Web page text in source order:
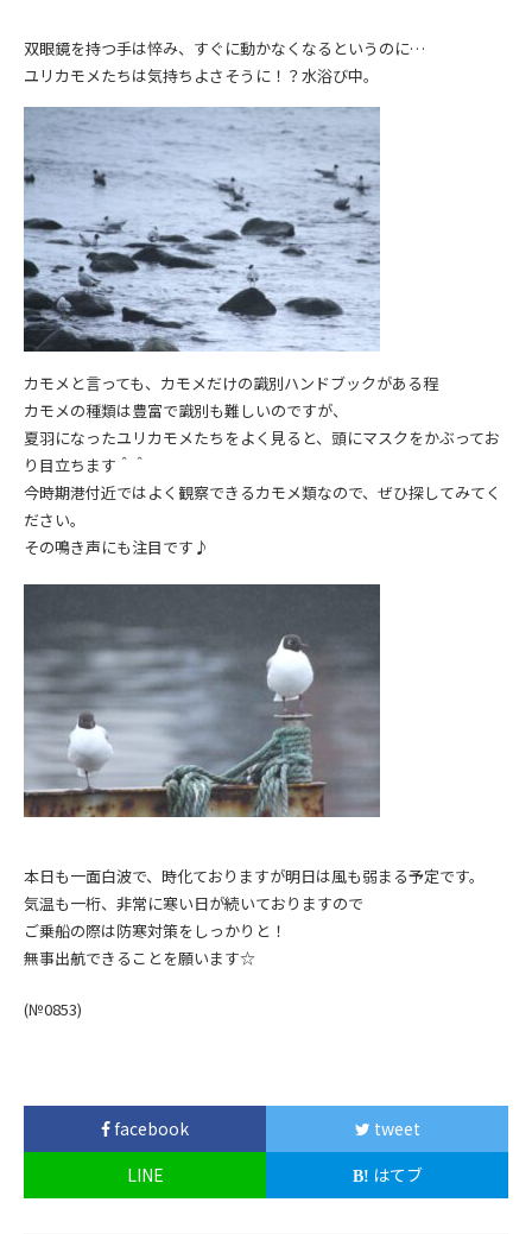
双眼鏡を持つ手は悴み、すぐに動かなくなるというのに…
ユリカモメたちは気持ちよさそうに！？水浴び中。
カモメと言っても、カモメだけの識別ハンドブックがある程
カモメの種類は豊富で識別も難しいのですが、
夏羽になったユリカモメたちをよく見ると、頭にマスクをかぶってお
り目立ちます＾＾
今時期港付近ではよく観察できるカモメ類なので、ぜひ探してみてく
ださい。
その鳴き声にも注目です♪
本日も一面白波で、時化ておりますが明日は風も弱まる予定です。
気温も一桁、非常に寒い日が続いておりますので
ご乗船の際は防寒対策をしっかりと！
無事出航できることを願います☆
(№0853)
facebook
tweet
LINE
はてブ